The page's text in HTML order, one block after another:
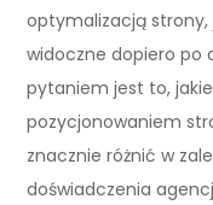
optymalizacją
widoczne dopiero po
pytaniem jest to,
pozycjonowaniem
znacznie różnić w
doświadczenia